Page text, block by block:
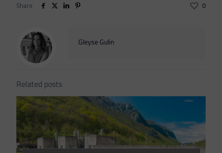
Share 0
Gleyse Gulin
Related posts